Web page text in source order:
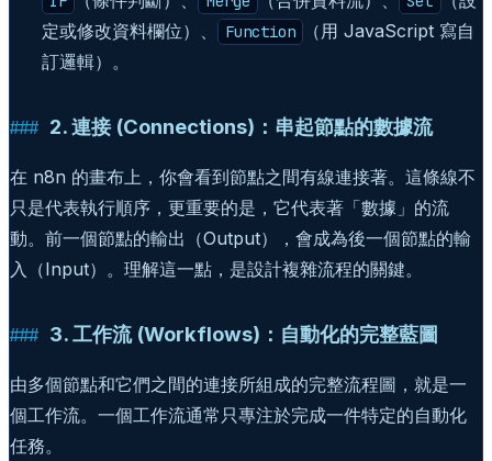
定或修改資料欄位）、
Function
（用 JavaScript 寫自
訂邏輯）。
2. 連接 (Connections)：串起節點的數據流
在 n8n 的畫布上，你會看到節點之間有線連接著。這條線不
只是代表執行順序，更重要的是，它代表著「數據」的流
動。前一個節點的輸出（Output），會成為後一個節點的輸
入（Input）。理解這一點，是設計複雜流程的關鍵。
3. 工作流 (Workflows)：自動化的完整藍圖
由多個節點和它們之間的連接所組成的完整流程圖，就是一
個工作流。一個工作流通常只專注於完成一件特定的自動化
任務。